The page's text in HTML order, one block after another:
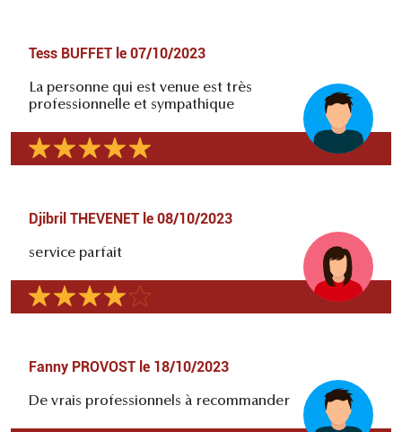
Tess BUFFET le 07/10/2023
La personne qui est venue est très
professionnelle et sympathique
Djibril THEVENET le 08/10/2023
service parfait
Fanny PROVOST le 18/10/2023
De vrais professionnels à recommander